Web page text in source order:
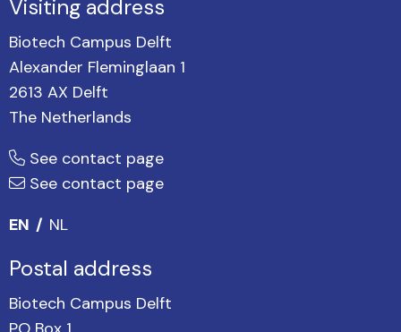
Visiting address
Biotech Campus Delft
Alexander Fleminglaan 1
2613 AX Delft
The Netherlands
See contact page
See contact page
EN
NL
Postal address
Biotech Campus Delft